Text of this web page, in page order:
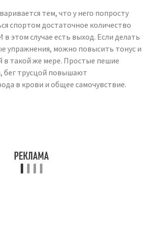
тем, что у него попросту
спортом достаточное количество
этом случае есть выход. Если делать
упражнения, можно повысить тонус и
в такой же мере. Простые пешие
бег трусцой повышают
в крови и общее самочувствие.